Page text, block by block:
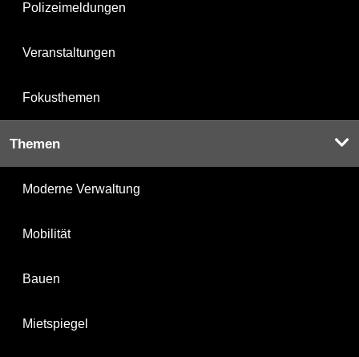
Polizeimeldungen
Veranstaltungen
Fokusthemen
Themen
Moderne Verwaltung
Mobilität
Bauen
Mietspiegel